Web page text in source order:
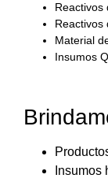
Reactivos
Reactivos
Material
Insumos
Insumos